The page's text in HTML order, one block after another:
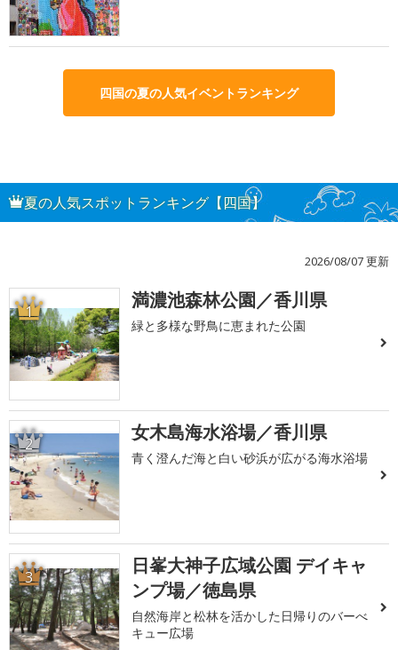
四国の夏の人気イベントランキング
夏の人気スポットランキング【四国】
2026/08/07 更新
1 満濃池森林公園／香川県
緑と多様な野鳥に恵まれた公園
2 女木島海水浴場／香川県
青く澄んだ海と白い砂浜が広がる海水浴場
3
日峯大神子広域公園 デイキャ
ンプ場／徳島県
自然海岸と松林を活かした日帰りのバーべ
キュー広場